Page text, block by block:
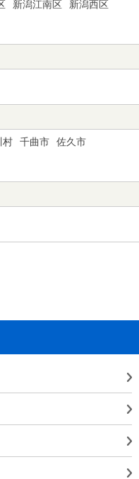
新潟江南区
新潟西区
村 千曲市
佐久市